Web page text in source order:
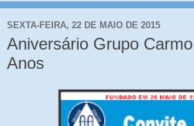
SEXTA-FEIRA, 22 DE MAIO DE 2015
Aniversário Grupo
Anos